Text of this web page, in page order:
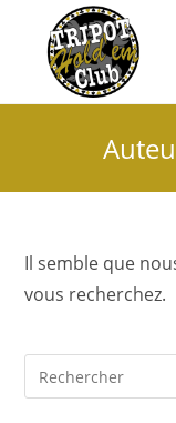
Il semble que
vous recherchez.